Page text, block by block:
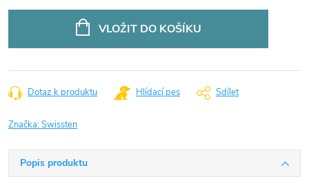
VLOŽIT DO KOŠÍKU
Dotaz k produktu Hlídací pes Sdílet
Značka:Swissten
Popis produktu